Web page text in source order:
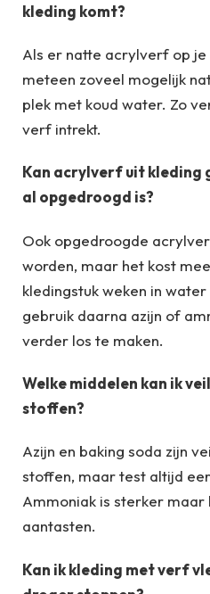
kleding komt?
Als er natte acrylverf op je
meteen zoveel mogelijk
plek met koud water. Zo
verf intrekt.
Kan acrylverf uit kleding
al opgedroogd is?
Ook opgedroogde
worden, maar het kost
kledingstuk weken in
gebruik daarna azijn of
verder los te maken.
Welke middelen kan ik
stoffen?
Azijn en baking soda zijn
stoffen, maar test altijd
Ammoniak is sterker
aantasten.
Kan ik kleding met verf